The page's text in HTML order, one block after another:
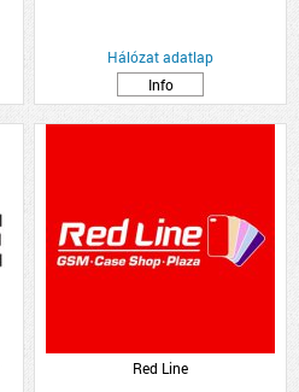
Hálózat adatlap
Info
Red Line